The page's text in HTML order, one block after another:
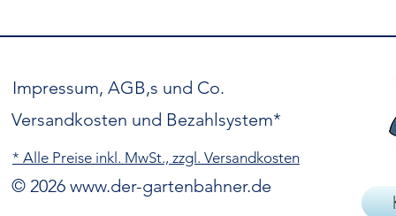
Impressum, AGB,s und Co.
Versandkosten und Bezahlsystem*
* Alle Preise inkl. MwSt., zzgl. Versandkosten
© 2026 www.der-gartenbahner.de